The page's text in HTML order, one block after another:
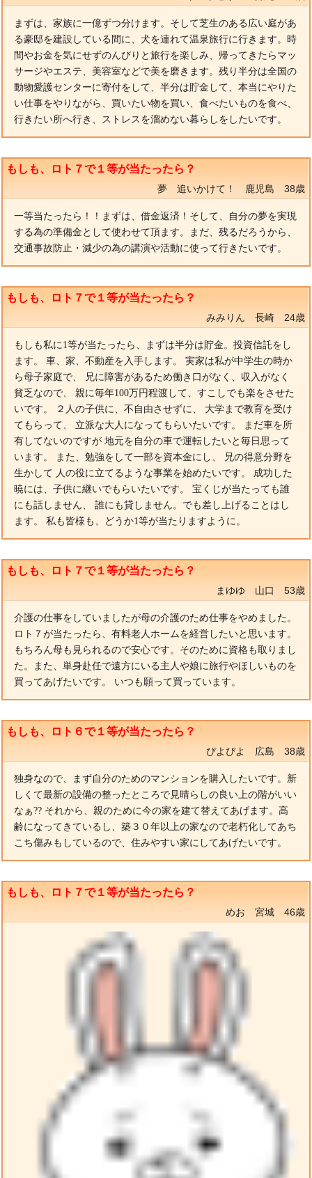
まずは、家族に一億ずつ分けます。そして芝生のある広い庭があ
る豪邸を建設している間に、犬を連れて温泉旅行に行きます。時
間やお金を気にせずのんびりと旅行を楽しみ、帰ってきたらマッ
サージやエステ、美容室などで美を磨きます。残り半分は全国の
動物愛護センターに寄付をして、半分は貯金して、本当にやりた
い仕事をやりながら、買いたい物を買い、食べたいものを食べ、
行きたい所へ行き、ストレスを溜めない暮らしをしたいです。
もしも、ロト７で１等が当たったら？
夢 追いかけて！ 鹿児島 38歳
一等当たったら！！まずは、借金返済！そして、自分の夢を実現
する為の準備金として使わせて頂ます。まだ、残るだろうから、
交通事故防止・減少の為の講演や活動に使って行きたいです。
もしも、ロト７で１等が当たったら？
みみりん 長崎 24歳
もしも私に1等が当たったら、まずは半分は貯金。投資信託をし
ます。 車、家、不動産を入手します。 実家は私が中学生の時か
ら母子家庭で、 兄に障害があるため働き口がなく、収入がなく
貧乏なので、 親に毎年100万円程渡して、すこしでも楽をさせた
いです。 ２人の子供に、不自由させずに、 大学まで教育を受け
てもらって、 立派な大人になってもらいたいです。 まだ車を所
有してないのですが 地元を自分の車で運転したいと毎日思って
います。 また、勉強をして一部を資本金にし、 兄の得意分野を
生かして 人の役に立てるような事業を始めたいです。 成功した
暁には、子供に継いでもらいたいです。 宝くじが当たっても誰
にも話しません、 誰にも貸しません。でも差し上げることはし
ます。 私も皆様も、どうか1等が当たりますように。
もしも、ロト７で１等が当たったら？
まゆゆ 山口 53歳
介護の仕事をしていましたが母の介護のため仕事をやめました。
ロト７が当たったら、有料老人ホームを経営したいと思います。
もちろん母も見られるので安心です。そのために資格も取りまし
た。また、単身赴任で遠方にいる主人や娘に旅行やほしいものを
買ってあげたいです。 いつも願って買っています。
もしも、ロト６で１等が当たったら？
ぴよぴよ 広島 38歳
独身なので、まず自分のためのマンションを購入したいです。新
しくて最新の設備の整ったところで見晴らしの良い上の階がいい
なぁ?? それから、親のために今の家を建て替えてあげます。高
齢になってきているし、築３０年以上の家なので老朽化してあち
こち傷みもしているので、住みやすい家にしてあげたいです。
もしも、ロト７で１等が当たったら？
めお 宮城 46歳